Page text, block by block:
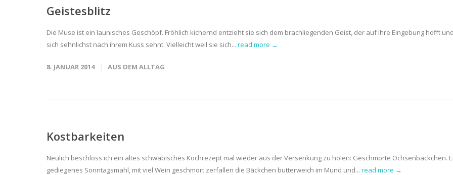
Geistesblitz
Die Muse ist ein launisches Geschöpf. Fröhlich kichernd entzieht sie sich dem brachliegenden Geist, der auf ihre Eingebung hofft
sich sehnlichst nach ihrem Kuss sehnt. Vielleicht weil sie sich... read more →
8. JANUAR 2014 AUS DEM ALLTAG
Kostbarkeiten
Neulich beschloss ich ein altes schwäbisches Kochrezept mal wieder aus der Versenkung zu holen: Geschmorte Ochsenbäckchen.
gediegenes Sonntagsmahl, mit viel Wein geschmort zerfallen die Bäckchen butterweich im Mund und... read more →